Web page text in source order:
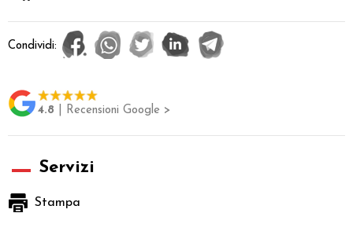
Condividi:
4.8 | Recensioni Google >
Servizi
Stampa